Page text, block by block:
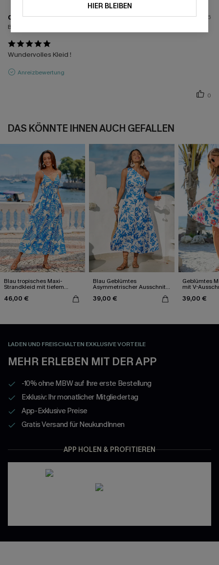
d****
19/07/2026
Bestellte Größen:
Wundervolles Kleid !
Anreizbewertung
0
DAS KÖNNTE IHNEN AUCH GEFALLEN
Blau tropisches Maxi-
Strandkleid mit tiefem
46,00 €
Blau Geblümtes
Asymmetrischer Ausschnitt
39,00 €
Geblümtes
mit V-
39,00 €
LADEN UND FREISCHALTEN EXKLUSIVE VORTEILE
MEHR ERLEBEN MIT DER APP
-10% ohne MBW auf Ihre erste Bestellung
Exklusiv: Ihr monatlicher Mitgliedertag
App-Exklusive Preise
Gratis Versand für NeukundInnen
APP HOLEN & PROFITIEREN
HIER BLEIBEN